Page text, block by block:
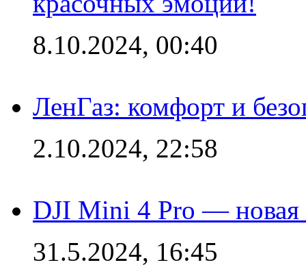
8.10.2024, 00:40
ЛенГаз: комфорт и
2.10.2024, 22:58
DJI Mini 4 Pro — новая
31.5.2024, 16:45